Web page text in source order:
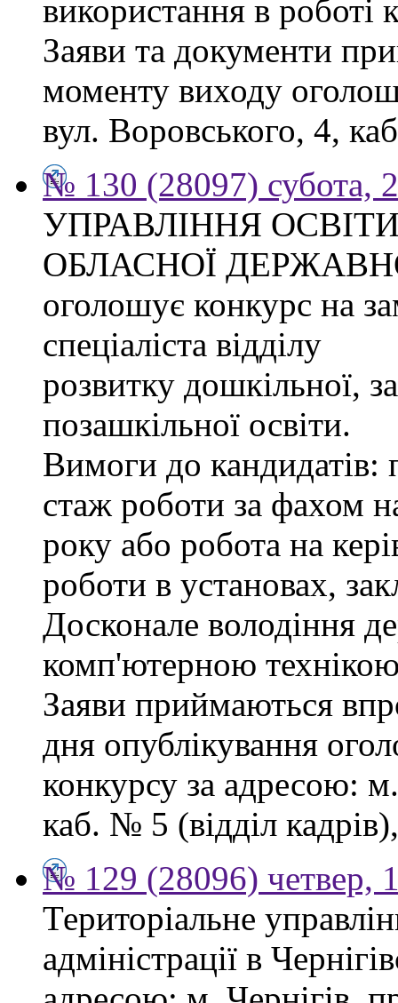
використання в роботі
Заяви та документи
моменту виходу
вул. Воровського, 4,
№ 130 (28097) субота,
УПРАВЛІННЯ
ОБЛАСНОЇ
оголошує конкурс на
спеціаліста відділу
розвитку дошкільної,
позашкільної освіти.
Вимоги до кандидатів:
стаж роботи за фахом
року або робота на
роботи в установах,
Досконале володіння
комп'ютерною
Заяви приймаються
дня опублікування
конкурсу за адресою:
каб. № 5 (відділ
№ 129 (28096) четвер,
Територіальне
адміністрації в